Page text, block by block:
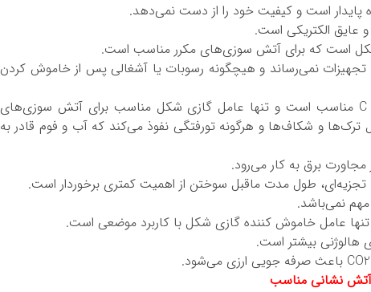
پایدار است و کیفیت خود را از دست نمی‌دهد.
عایق الکتریکی است.
شکل است که برای آتش سوزی‌های مکرر مناسب است.
نمی‌رساند و هیچگونه رسوبات یا آشغالی پس از خاموش کردن
برای آتش‌های کلاس B ، A و C مناسب است و تنها عامل گازی شکل مناسب برای آتش سوزی‌های
ترک‌ها و شکاف‌ها و هرگونه تورفتگی نفوذ می‌کند که آب و فوم قادر به
برق به کار می‌رود.
طول مدت ماقبل سوختن از اهمیت کمتری برخوردار است.
نمی‌باشد.
تنها عامل خاموش کننده گازی شکل با کاربرد موضعی است.
هالوژنی بیشتر است.
آتش نشانی مناسب